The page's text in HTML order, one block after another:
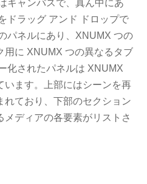
キャンバスで、真ん中にあ
ドラッグ アンド ドロップで
パネルにあり、XNUMX つの
用に XNUMX つの異なるタブ
化されたパネルは XNUMX
います。上部にはシーンを再
れており、下部のセクション
ディアの各要素がリストさ